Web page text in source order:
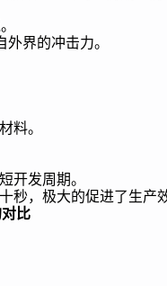
界的冲击力。
料。
开发周期。
秒，极大的促进了生产
比